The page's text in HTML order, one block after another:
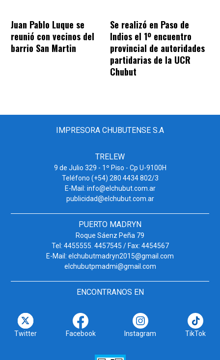
Juan Pablo Luque se
reunió con vecinos del
barrio San Martin
Se realizó en Paso de
Indios el 1º encuentro
provincial de autoridades
partidarias de la UCR
Chubut
IMPRESORA CHUBUTENSE S.A
TRELEW
9 de Julio 329 - 1º Piso - Cp U-9100H
Teléfono (+54) 280 4434 802/3
E-Mail: info@elchubut.com.ar
publicidad@elchubut.com.ar
PUERTO MADRYN
Roque Sáenz Peña 79
Tel: 4455555. 4457545 / Fax: 4454567
E-Mail: elchubutmadryn2015@gmail.com
elchubutpmadmi@gmail.com
ENCONTRANOS EN
Twitter Facebook Instagram TikTok